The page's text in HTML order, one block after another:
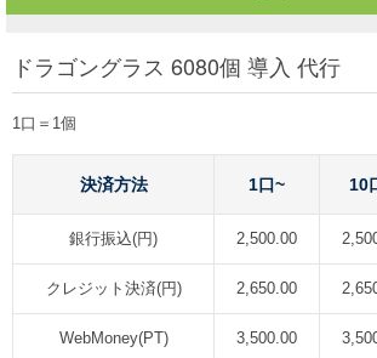
ドラゴングラス 6080個 導入 代行
1口＝1個
決済方法 1口~ 10
銀行振込(円) 2,500.00
クレジット決済(円) 2,650.00
WebMoney(PT) 3,500.00